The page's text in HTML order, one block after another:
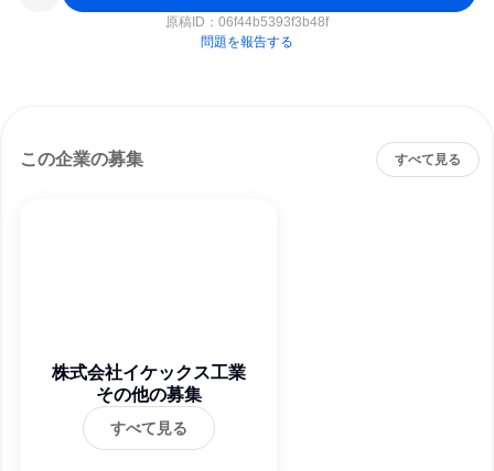
原稿ID： 06f44b5393f3b48f
問題を報告する
この企業の募集 すべて見る
株式会社イケックス工業
その他の募集
すべて見る